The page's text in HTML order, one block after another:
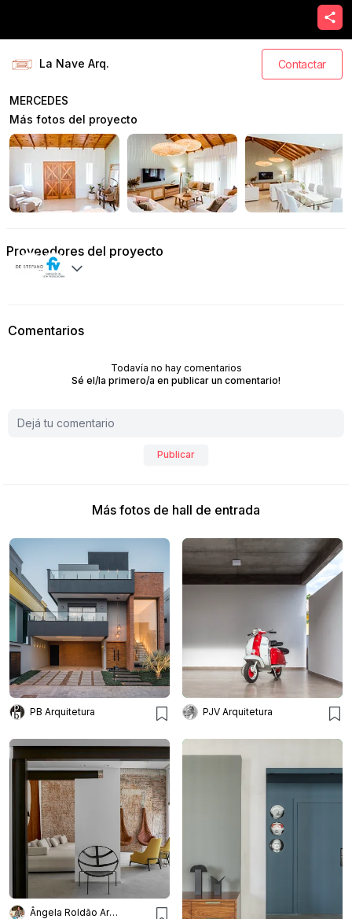
La Nave Arq. Contactar
MERCEDES
Más fotos del proyecto
Proveedores del proyecto
Comentarios
Todavía no hay comentarios
Sé el/la primero/a en publicar un comentario!
Publicar
Más fotos de hall de entrada
PB Arquitetura PJV Arquitetura
Ângela Roldão Arquitetura